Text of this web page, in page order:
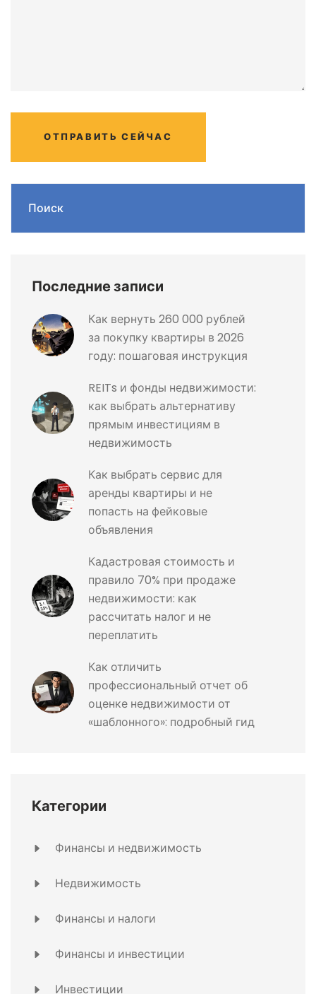
ОТПРАВИТЬ СЕЙЧАС
Поиск
Последние записи
Как вернуть 260 000 рублей
за покупку квартиры в 2026
году: пошаговая инструкция
REITs и фонды недвижимости:
как выбрать альтернативу
прямым инвестициям в
недвижимость
Как выбрать сервис для
аренды квартиры и не
попасть на фейковые
объявления
Кадастровая стоимость и
правило 70% при продаже
недвижимости: как
рассчитать налог и не
переплатить
Как отличить
профессиональный отчет об
оценке недвижимости от
«шаблонного»: подробный гид
Категории
Финансы и недвижимость
Недвижимость
Финансы и налоги
Финансы и инвестиции
Инвестиции